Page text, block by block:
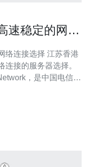
速稳定的网络
选择 江苏香港
接的服务器选择。
，是中国电信旗
连接。 1. 高速